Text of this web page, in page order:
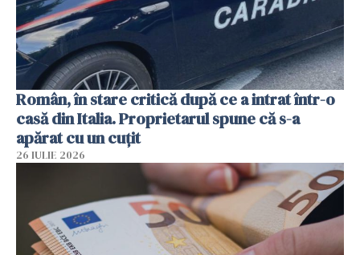
Român, în stare critică după ce a intrat într-o
casă din Italia. Proprietarul spune că s-a
apărat cu un cuțit
26 IULIE 2026